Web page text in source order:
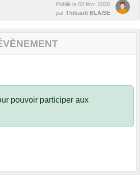
Publié le 03 févr. 2026
par Thibault BLAISE
pouvoir participer aux